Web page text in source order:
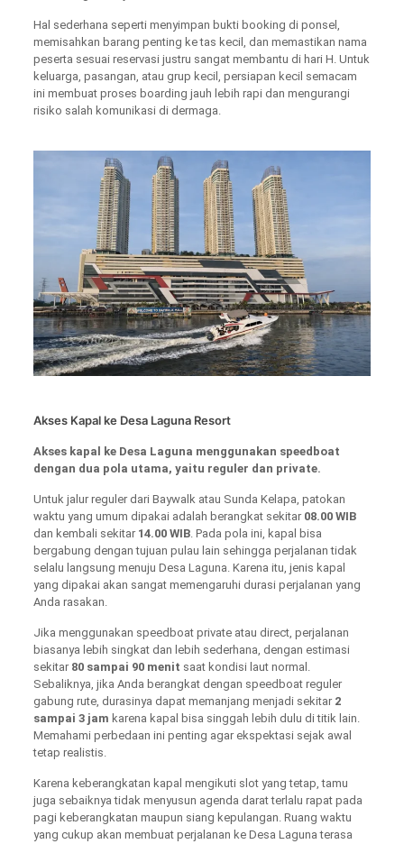
Hal sederhana seperti menyimpan bukti booking di ponsel,
memisahkan barang penting ke tas kecil, dan memastikan nama
peserta sesuai reservasi justru sangat membantu di hari H. Untuk
keluarga, pasangan, atau grup kecil, persiapan kecil semacam
ini membuat proses boarding jauh lebih rapi dan mengurangi
risiko salah komunikasi di dermaga.
Akses Kapal ke Desa Laguna Resort
Akses kapal ke Desa Laguna menggunakan speedboat
dengan dua pola utama, yaitu reguler dan private.
Untuk jalur reguler dari Baywalk atau Sunda Kelapa, patokan
waktu yang umum dipakai adalah berangkat sekitar 08.00 WIB
dan kembali sekitar 14.00 WIB. Pada pola ini, kapal bisa
bergabung dengan tujuan pulau lain sehingga perjalanan tidak
selalu langsung menuju Desa Laguna. Karena itu, jenis kapal
yang dipakai akan sangat memengaruhi durasi perjalanan yang
Anda rasakan.
Jika menggunakan speedboat private atau direct, perjalanan
biasanya lebih singkat dan lebih sederhana, dengan estimasi
sekitar 80 sampai 90 menit saat kondisi laut normal.
Sebaliknya, jika Anda berangkat dengan speedboat reguler
gabung rute, durasinya dapat memanjang menjadi sekitar 2
sampai 3 jam karena kapal bisa singgah lebih dulu di titik lain.
Memahami perbedaan ini penting agar ekspektasi sejak awal
tetap realistis.
Karena keberangkatan kapal mengikuti slot yang tetap, tamu
juga sebaiknya tidak menyusun agenda darat terlalu rapat pada
pagi keberangkatan maupun siang kepulangan. Ruang waktu
yang cukup akan membuat perjalanan ke Desa Laguna terasa